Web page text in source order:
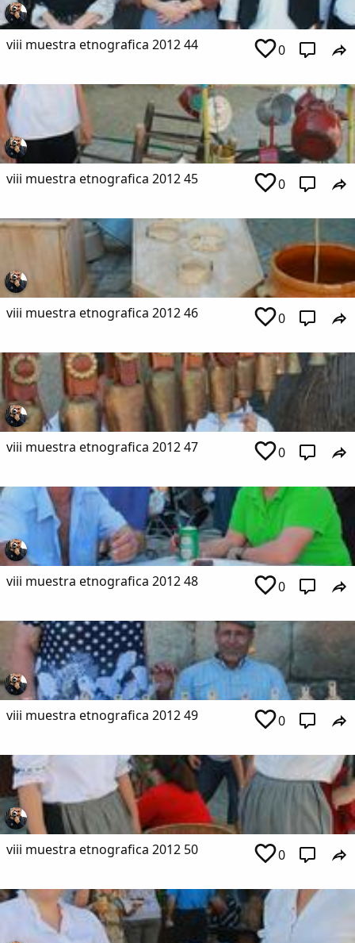
viii muestra etnografica 2012 44 0
viii muestra etnografica 2012 45 0
viii muestra etnografica 2012 46 0
viii muestra etnografica 2012 47 0
viii muestra etnografica 2012 48 0
viii muestra etnografica 2012 49 0
viii muestra etnografica 2012 50 0